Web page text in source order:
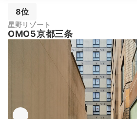
8位
星野リゾート
OMO5京都三条